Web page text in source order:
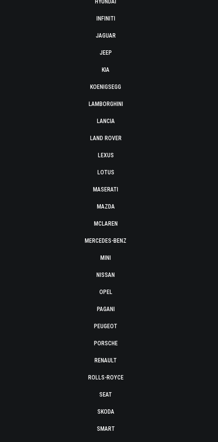
HYUNDAI
INFINITI
JAGUAR
JEEP
KIA
KOENIGSEGG
LAMBORGHINI
LANCIA
LAND ROVER
LEXUS
LOTUS
MASERATI
MAZDA
MCLAREN
MERCEDES-BENZ
MINI
NISSAN
OPEL
PAGANI
PEUGEOT
PORSCHE
RENAULT
ROLLS-ROYCE
SEAT
SKODA
SMART